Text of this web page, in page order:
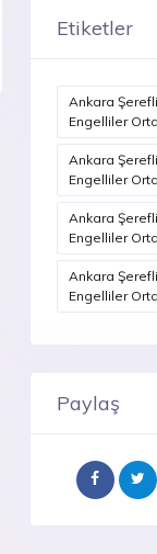
Etiketler
Ankara
Engelliler
Ankara
Engelliler
Ankara
Engelliler
Ankara
Engelliler
Paylaş